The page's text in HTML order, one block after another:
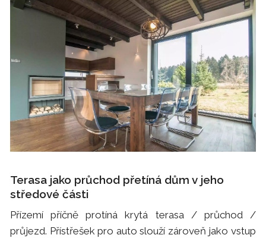
Terasa jako průchod přetíná dům v jeho
středové části
Přízemí příčně protíná krytá terasa / průchod /
průjezd. Přístřešek pro auto slouží zároveň jako vstup